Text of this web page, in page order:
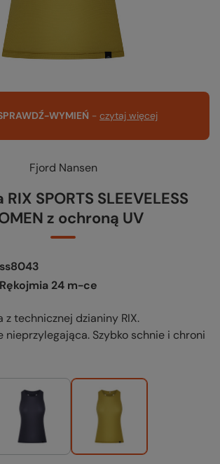
WYMIEŃ - czytaj więcej
Fjord Nansen
SPORTS SLEEVELESS
z ochroną UV
ss8043
Rękojmia 24 m-ce
z technicznej dzianiny RIX.
nieprzylegająca. Szybko schnie i chroni